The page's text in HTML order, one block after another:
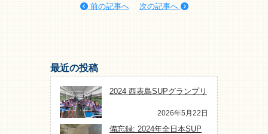
前の記事へ 次の記事へ
最近の投稿
2024 西表島SUPグランプリ
2026年5月22日
備忘録: 2024年全日本SUP